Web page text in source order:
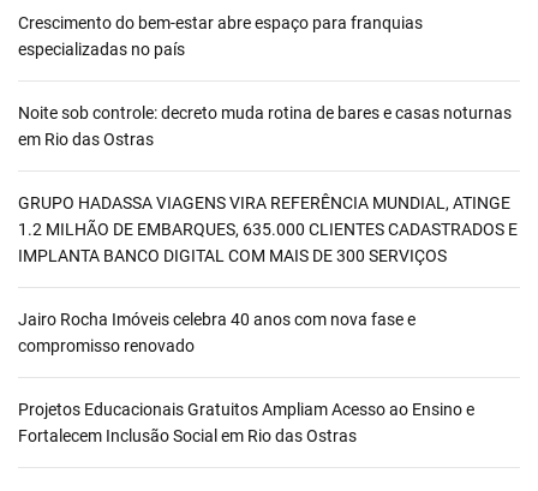
Crescimento do bem-estar abre espaço para franquias
especializadas no país
Noite sob controle: decreto muda rotina de bares e casas noturnas
em Rio das Ostras
GRUPO HADASSA VIAGENS VIRA REFERÊNCIA MUNDIAL, ATINGE
1.2 MILHÃO DE EMBARQUES, 635.000 CLIENTES CADASTRADOS E
IMPLANTA BANCO DIGITAL COM MAIS DE 300 SERVIÇOS
Jairo Rocha Imóveis celebra 40 anos com nova fase e
compromisso renovado
Projetos Educacionais Gratuitos Ampliam Acesso ao Ensino e
Fortalecem Inclusão Social em Rio das Ostras